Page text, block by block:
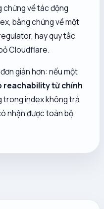
chứng về tác động
bằng chứng về một
hay quy tắc
Cloudflare.
giản hơn: nếu một
reachability từ chính
trong index không trả
nhận được toàn bộ